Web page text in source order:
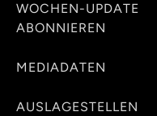
WOCHEN-UPDATE
ABONNIEREN
MEDIADATEN
AUSLAGESTELLEN